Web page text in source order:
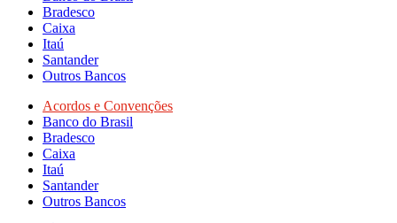
Bradesco
Caixa
Itaú
Santander
Outros Bancos
Acordos e Convenções
Banco do Brasil
Bradesco
Caixa
Itaú
Santander
Outros Bancos